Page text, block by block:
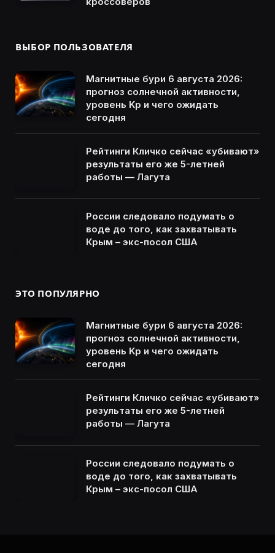
ВЫБОР ПОЛЬЗОВАТЕЛЯ
Магнитные бури 6 августа 2026:
прогноз солнечной активности,
уровень Kp и чего ожидать
сегодня
Рейтинги Кличко сейчас «убивают»
результаты его же 5-летней
работы — Лагута
России следовало подумать о
воде до того, как захватывать
Крым – экс-посол США
ЭТО ПОПУЛЯРНО
Магнитные бури 6 августа 2026:
прогноз солнечной активности,
уровень Kp и чего ожидать
сегодня
Рейтинги Кличко сейчас «убивают»
результаты его же 5-летней
работы — Лагута
России следовало подумать о
воде до того, как захватывать
Крым – экс-посол США